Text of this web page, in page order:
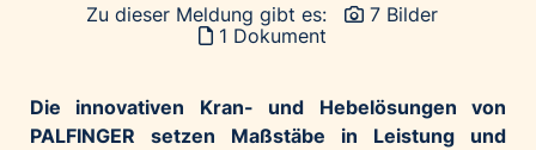
Muse Electronics
Ökopharm
Zu dieser Meldung gibt es:
7 Bilder
1 Dokument
Die innovativen Kran- und Hebelösungen von
PALFINGER setzen Maßstäbe in Leistung und